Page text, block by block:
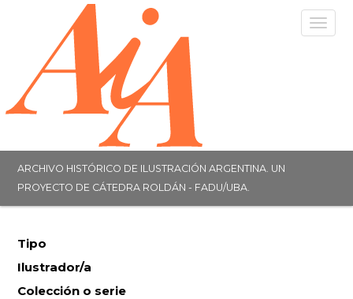
ARCHIVO HISTÓRICO DE ILUSTRACIÓN ARGENTINA. UN
PROYECTO DE CÁTEDRA ROLDÁN - FADU/UBA.
Tipo
Ilustrador/a
Colección o serie